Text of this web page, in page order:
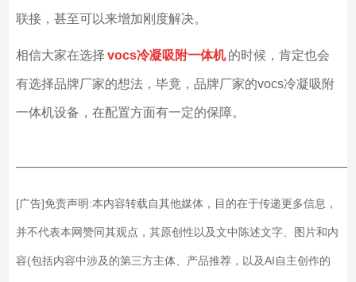
联接，甚至可以来增加刚度解决。
相信大家在选择 vocs冷凝吸附一体机 的时候，肯定也会
有选择品牌厂家的想法，毕竟，品牌厂家的vocs冷凝吸附
一体机设备，在配置方面有一定的保障。
[广告]免责声明:本内容转载自其他媒体，目的在于传递更多信息，
并不代表本网赞同其观点，其原创性以及文中陈述文字、图片和内
容(包括内容中涉及的第三方主体、产品推荐，以及AI自主创作的